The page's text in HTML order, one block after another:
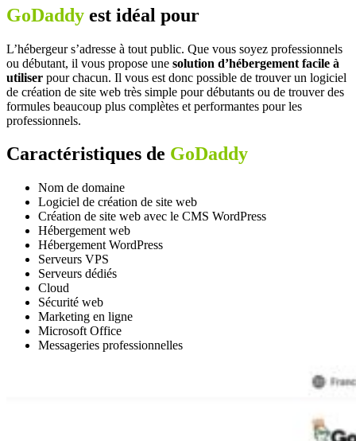
GoDaddy est idéal pour
L’hébergeur s’adresse à tout public. Que vous soyez professionnels
ou débutant, il vous propose une solution d’hébergement facile à
utiliser pour chacun. Il vous est donc possible de trouver un logiciel
de création de site web très simple pour débutants ou de trouver des
formules beaucoup plus complètes et performantes pour les
professionnels.
Caractéristiques de GoDaddy
Nom de domaine
Logiciel de création de site web
Création de site web avec le CMS WordPress
Hébergement web
Hébergement WordPress
Serveurs VPS
Serveurs dédiés
Cloud
Sécurité web
Marketing en ligne
Microsoft Office
Messageries professionnelles